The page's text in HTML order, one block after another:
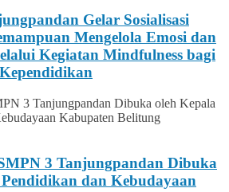
Gelar Sosialisasi
Mengelola Emosi dan
Kegiatan Mindfulness bagi
3 Tanjungpandan Dibuka
dan Kebudayaan